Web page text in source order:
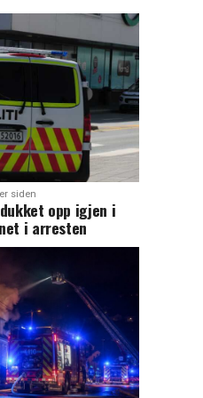
siden
opp igjen i
i arresten